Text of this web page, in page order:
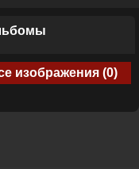
изображения (0)